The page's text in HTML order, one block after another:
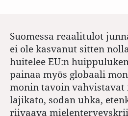
Suomessa reaalitulot
ei ole kasvanut sitten
huitelee EU:n
painaa myös globaali
monin tavoin
lajikato, sodan uhka,
riivaava